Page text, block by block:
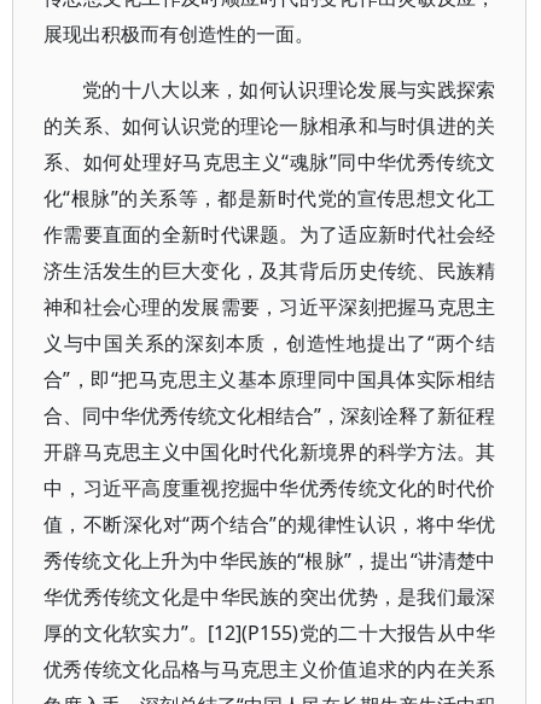
展现出积极而有创造性的一面。
党的十八大以来，如何认识理论发展与实践探索
的关系、如何认识党的理论一脉相承和与时俱进的关
系、如何处理好马克思主义“魂脉”同中华优秀传统文
化“根脉”的关系等，都是新时代党的宣传思想文化工
作需要直面的全新时代课题。为了适应新时代社会经
济生活发生的巨大变化，及其背后历史传统、民族精
神和社会心理的发展需要，习近平深刻把握马克思主
义与中国关系的深刻本质，创造性地提出了“两个结
合”，即“把马克思主义基本原理同中国具体实际相结
合、同中华优秀传统文化相结合”，深刻诠释了新征程
开辟马克思主义中国化时代化新境界的科学方法。其
中，习近平高度重视挖掘中华优秀传统文化的时代价
值，不断深化对“两个结合”的规律性认识，将中华优
秀传统文化上升为中华民族的“根脉”，提出“讲清楚中
华优秀传统文化是中华民族的突出优势，是我们最深
厚的文化软实力”。[12](P155)党的二十大报告从中华
优秀传统文化品格与马克思主义价值追求的内在关系